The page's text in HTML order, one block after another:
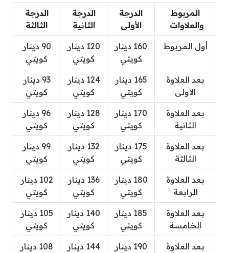
المربوط
والعلاوات
الدرجة
الأولى
الدرجة
الثانية
الدرجة
الثالثة
أول المربوط
160 دينار
كويتي
120 دينار
كويتي
90 دينار
كويتي
بعد العلاوة
الأولى
165 دينار
كويتي
124 دينار
كويتي
93 دينار
كويتي
بعد العلاوة
الثانية
170 دينار
كويتي
128 دينار
كويتي
96 دينار
كويتي
بعد العلاوة
الثالثة
175 دينار
كويتي
132 دينار
كويتي
99 دينار
كويتي
بعد العلاوة
الرابعة
180 دينار
كويتي
136 دينار
كويتي
102 دينار
كويتي
بعد العلاوة
الخامسة
185 دينار
كويتي
140 دينار
كويتي
105 دينار
كويتي
بعد العلاوة
190 دينار
144 دينار
108 دينار